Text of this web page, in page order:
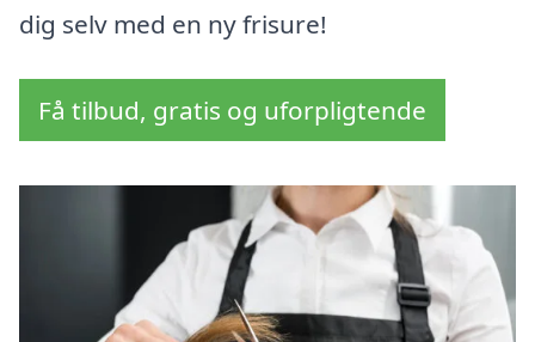
dig selv med en ny frisure!
Få tilbud, gratis og uforpligtende